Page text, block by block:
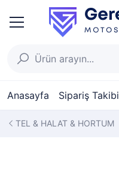
Anasayfa Sipariş Takibi
TEL & HALAT & HORTUM